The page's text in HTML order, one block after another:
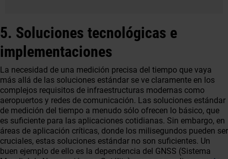
5. Soluciones tecnológicas e
implementaciones
La necesidad de una medición precisa del tiempo que vaya
más allá de las soluciones estándar se ve claramente en los
complejos requisitos de infraestructuras modernas como
aeropuertos y redes de comunicación. Las soluciones estándar
de medición del tiempo a menudo sólo ofrecen lo básico, que
es suficiente para las aplicaciones cotidianas. Sin embargo, en
áreas de aplicación críticas, donde los milisegundos pueden ser
cruciales, estas soluciones estándar no son suficientes. Un
buen ejemplo de ello es la dependencia del GNSS (Sistema